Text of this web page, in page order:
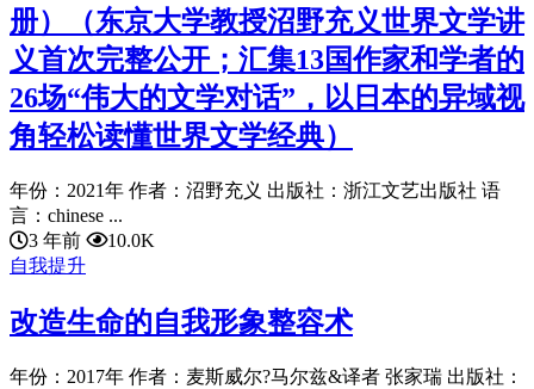
册）（东京大学教授沼野充义世界文学讲
义首次完整公开；汇集13国作家和学者的
26场“伟大的文学对话”，以日本的异域视
角轻松读懂世界文学经典）
年份：2021年 作者：沼野充义 出版社：浙江文艺出版社 语
言：chinese ...
3 年前
10.0K
自我提升
改造生命的自我形象整容术
年份：2017年 作者：麦斯威尔?马尔兹&译者 张家瑞 出版社：